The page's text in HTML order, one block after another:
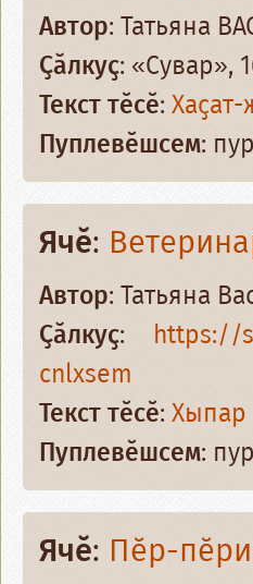
Автор: Татьяна
Ҫӑлкуҫ: «Сувар»,
Текст тӗсӗ:
Пуплевӗшсем:
Ячӗ:
Автор: Татьяна
Ҫӑлкуҫ: https://
cnlxsem
Текст тӗсӗ:Хыпар
Пуплевӗшсем:
Ячӗ: Пӗр-